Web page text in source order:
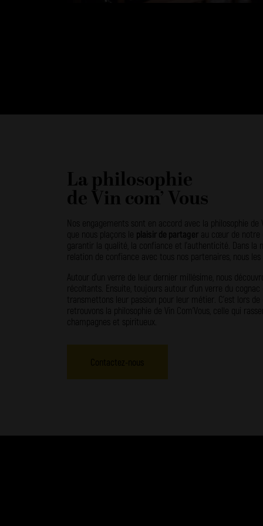
La philosophie
de Vin com’ Vous
Nos engagements sont en accord avec la philosophie de
que nous plaçons le plaisir de partager au cœur de notre
garantir la qualité, la confiance et l’authenticité. Dans la
relation de confiance avec tous nos partenaires, nous les
Autour d’un verre de leur dernier millésime, nous
récoltants. Ensuite, toujours autour d’un verre du cognac
transmettons leur passion pour leur métier. C’est lors de
retrouvons la philosophie de Vin Com’Vous, celle qui
champagnes et spiritueux.